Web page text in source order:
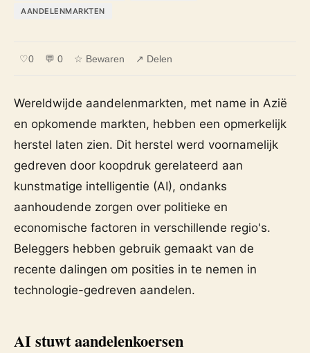
AANDELENMARKTEN
♡0 💬 0 ☆ Bewaren ↗ Delen
Wereldwijde aandelenmarkten, met name in Azië
en opkomende markten, hebben een opmerkelijk
herstel laten zien. Dit herstel werd voornamelijk
gedreven door koopdruk gerelateerd aan
kunstmatige intelligentie (AI), ondanks
aanhoudende zorgen over politieke en
economische factoren in verschillende regio's.
Beleggers hebben gebruik gemaakt van de
recente dalingen om posities in te nemen in
technologie-gedreven aandelen.
AI stuwt aandelenkoersen